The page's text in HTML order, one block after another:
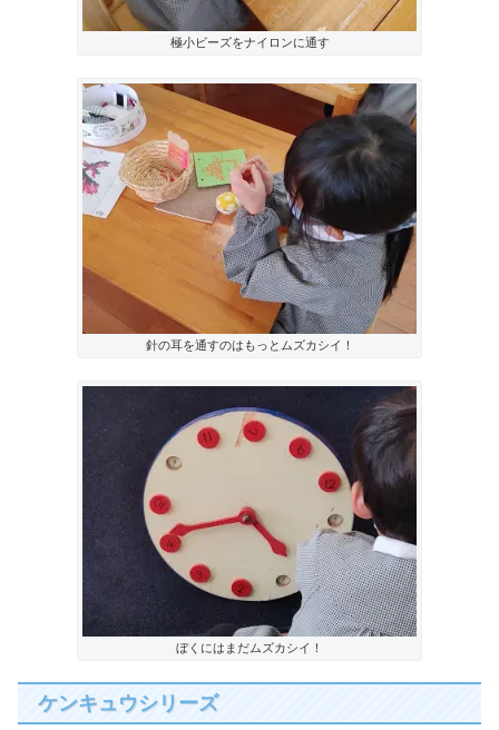
極小ビーズをナイロンに通す
針の耳を通すのはもっとムズカシイ！
ぼくにはまだムズカシイ！
ケンキュウシリーズ